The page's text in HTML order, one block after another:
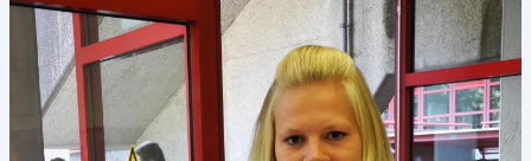
aus
den
Schulen:
Was
zum
Essen